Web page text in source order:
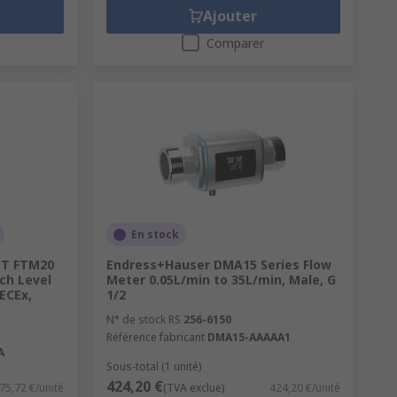
Ajouter
Comparer
FTM20
Level
€/unité
En stock
Endress+Hauser DMA15 Series Flow
Meter 0.05L/min to 35L/min, Male, G
1/2
N° de stock RS 256-6150
Référence fabricant DMA15-AAAAA1
Sous-total (1 unité)
424,20 €(TVA exclue) 424,20 €/unité